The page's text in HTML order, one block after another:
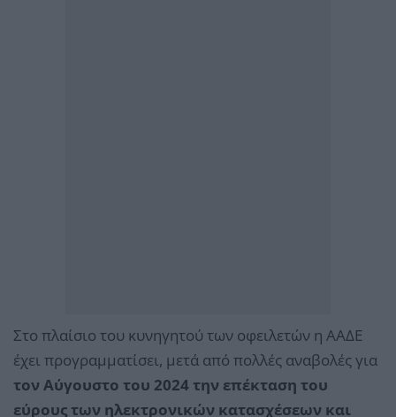
Στο πλαίσιο του κυνηγητού των οφειλετών η ΑΑΔΕ
έχει προγραμματίσει, μετά από πολλές αναβολές για
τον Αύγουστο του 2024 την επέκταση του
εύρους των ηλεκτρονικών κατασχέσεων και